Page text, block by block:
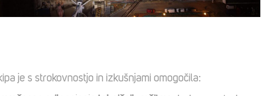
je s strokovnostjo in izkušnjami omogočila: